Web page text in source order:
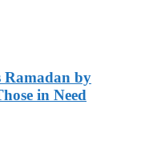
Ramadan by
in Need